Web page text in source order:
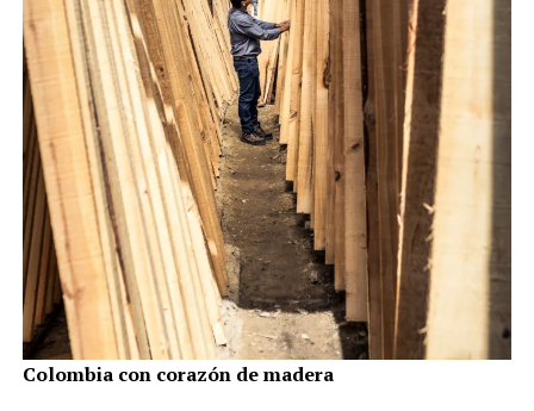
Colombia con corazón de madera